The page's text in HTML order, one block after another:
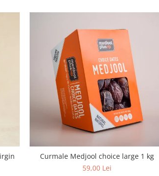
Curmale Medjool choice large 1 kg
59,00 Lei